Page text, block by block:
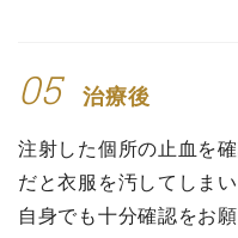
05 治療後
注射した個所の止血を
だと衣服を汚してしま
自身でも十分確認をお